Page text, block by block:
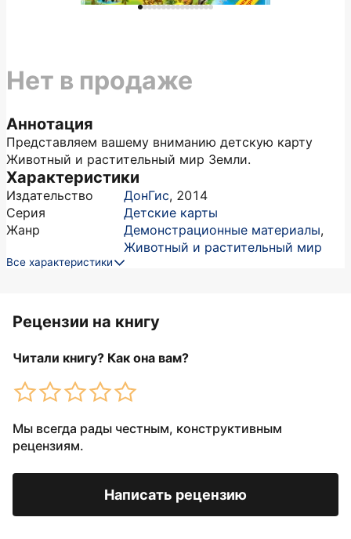
Аннотация
Представляем вашему вниманию детскую карту
Животный и растительный мир Земли.
Характеристики
Издательство ДонГис, 2014
Серия
Детские карты
Жанр
Демонстрационные материалы,
Животный и растительный мир
Все характеристики
Нет в продаже
Рецензии на книгу
Читали книгу? Как она вам?
Мы всегда рады честным, конструктивным
рецензиям.
Написать рецензию